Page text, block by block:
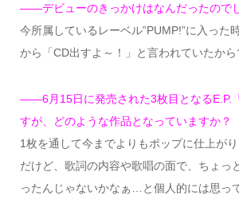
——デビューのきっかけはなんだったので
今所属しているレーベル”PUMP!”に入った
から「CD出すよ～！」と言われていたから
——6月15日に発売された3枚目となるE.P.
すが、どのような作品となっていますか？
1枚を通して今までよりもポップに仕上がり
だけど、歌詞の内容や歌唱の面で、ちょっ
ったんじゃないかなぁ…と個人的には思っ